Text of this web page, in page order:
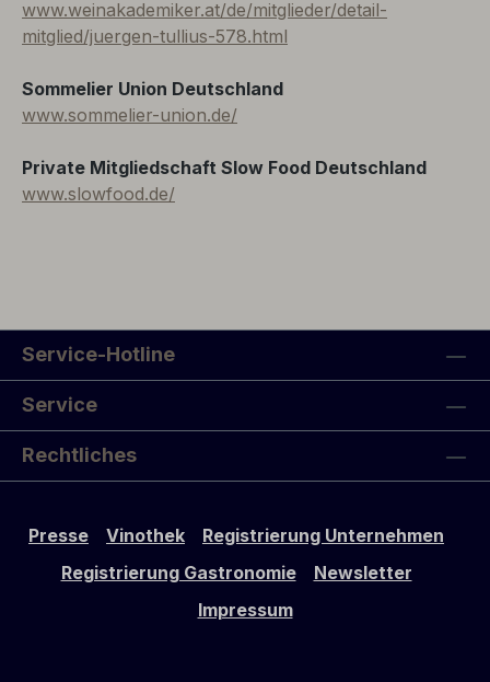
www.weinakademiker.at/de/mitglieder/detail-
mitglied/juergen-tullius-578.html
Sommelier Union Deutschland
www.sommelier-union.de/
Private Mitgliedschaft Slow Food Deutschland
www.slowfood.de/
Service-Hotline
Service
Rechtliches
Presse Vinothek
Registrierung Unternehmen
Registrierung Gastronomie
Newsletter
Impressum